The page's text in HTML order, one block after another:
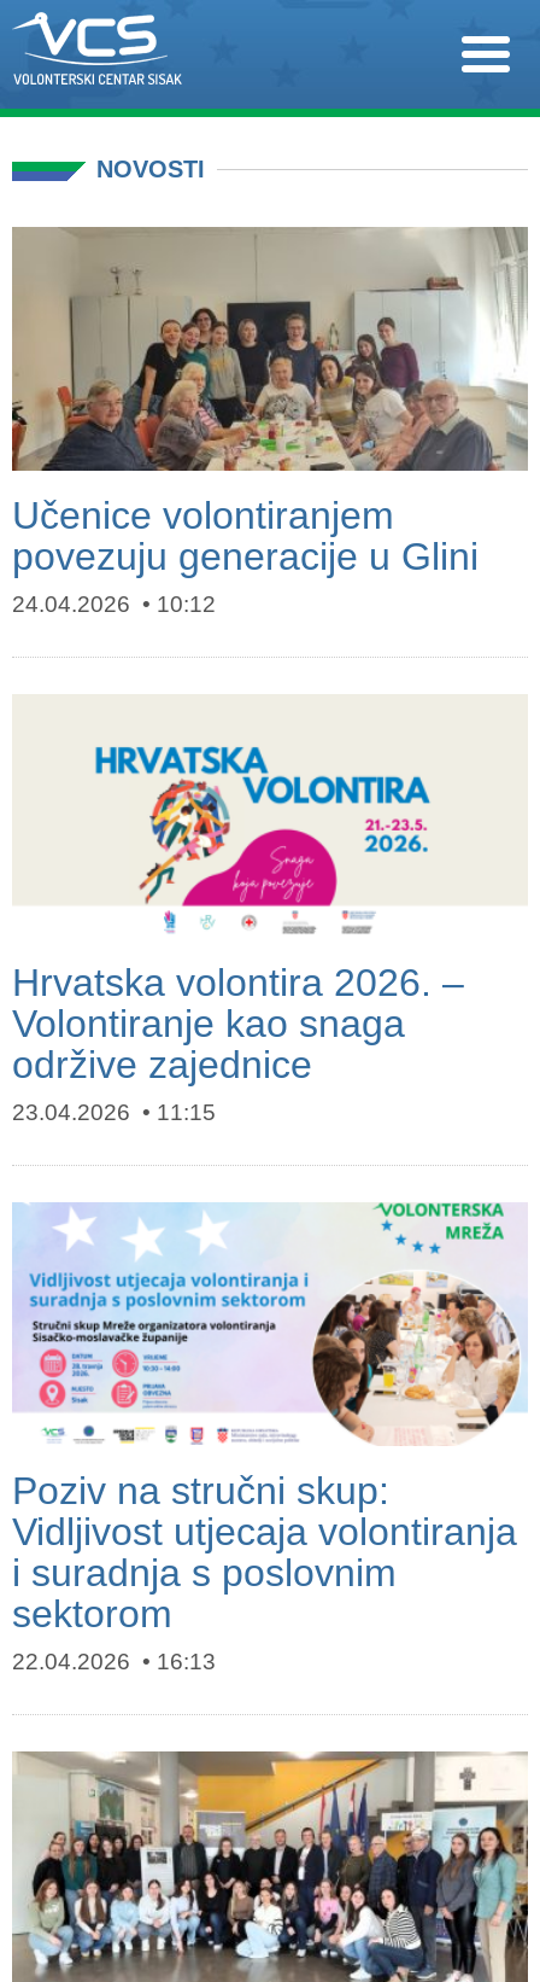
NOVOSTI
Učenice volontiranjem
povezuju generacije u Glini
24.04.2026 10:12
Hrvatska volontira 2026. –
Volontiranje kao snaga
održive zajednice
23.04.2026 11:15
Poziv na stručni skup:
Vidljivost utjecaja volontiranja
i suradnja s poslovnim
sektorom
22.04.2026 16:13